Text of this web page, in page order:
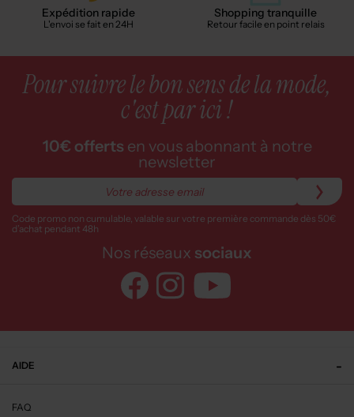
Expédition rapide
L'envoi se fait en 24H
Shopping tranquille
Retour facile en point relais
Pour suivre le bon sens de la mode,
c'est par ici !
10€ offerts en vous abonnant à notre
newsletter
Code promo non cumulable, valable sur votre première commande dès 50€
d’achat pendant 48h
Nos réseaux sociaux
AIDE
FAQ